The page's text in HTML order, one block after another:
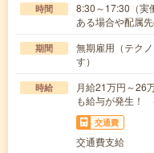
時間
8:30～17:30（実
ある場合や配属
期間
無期雇用（テク
す）
時給
月給21万円～26
も給与が発生！
交通費
交通費支給